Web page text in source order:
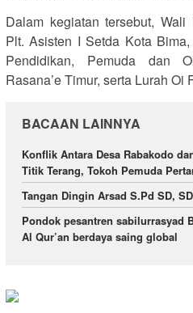
Dalam kegiatan tersebut,
Plt. Asisten I Setda Kota
Pendidikan, Pemuda dan
Rasana’e Timur, serta Lurah Oi
BACAAN LAINNYA
Konflik Antara Desa Rabakodo
Titik Terang, Tokoh Pemuda
Tangan Dingin Arsad S.Pd SD,
Pondok pesantren sabilurrasyad
Al Qur’an berdaya saing global